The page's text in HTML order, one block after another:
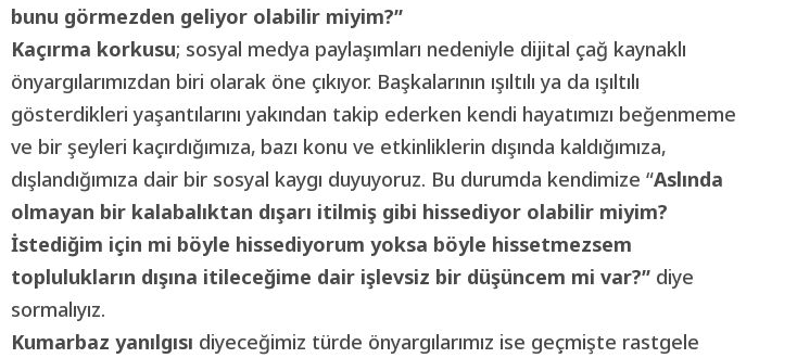
bunu görmezden geliyor olabilir miyim?”
Kaçırma korkusu; sosyal medya paylaşımları nedeniyle dijital çağ kaynaklı
önyargılarımızdan biri olarak öne çıkıyor. Başkalarının ışıltılı ya da ışıltılı
gösterdikleri yaşantılarını yakından takip ederken kendi hayatımızı beğenmeme
ve bir şeyleri kaçırdığımıza, bazı konu ve etkinliklerin dışında kaldığımıza,
dışlandığımıza dair bir sosyal kaygı duyuyoruz. Bu durumda kendimize “Aslında
olmayan bir kalabalıktan dışarı itilmiş gibi hissediyor olabilir miyim?
İstediğim için mi böyle hissediyorum yoksa böyle hissetmezsem
toplulukların dışına itileceğime dair işlevsiz bir düşüncem mi var?” diye
sormalıyız.
Kumarbaz yanılgısı diyeceğimiz türde önyargılarımız ise geçmişte rastgele